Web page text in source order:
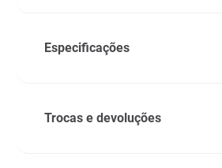
Especificações
Trocas e devoluções